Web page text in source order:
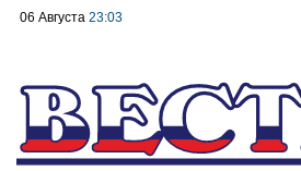
06 Августа 23:03